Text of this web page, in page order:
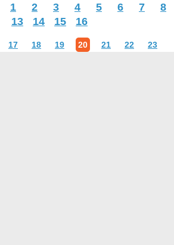
1 2 3 4 5 6 7 8
13
14 15 16
17 18 19 20 21 22 23